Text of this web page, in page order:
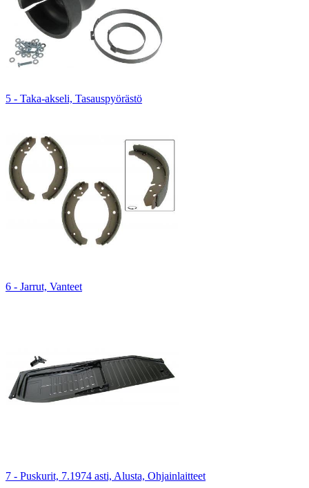
5 - Taka-akseli, Tasauspyörästö
6 - Jarrut, Vanteet
7 - Puskurit, 7.1974 asti, Alusta, Ohjainlaitteet